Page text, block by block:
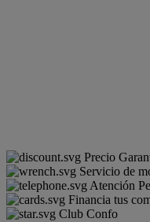
Precio
Servicio de
Atención
Financia tus
Club Confo